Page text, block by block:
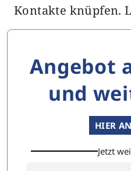
Kontakte knüpfen.
Angebot
und
HIER
Jetzt